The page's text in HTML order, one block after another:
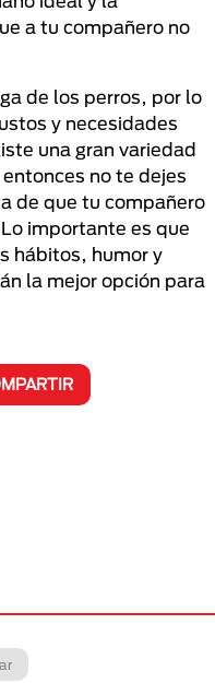
a tu compañero no
de los perros, por lo
y necesidades
una gran variedad
no te dejes
de que tu compañero
importante es que
hábitos, humor y
la mejor opción para